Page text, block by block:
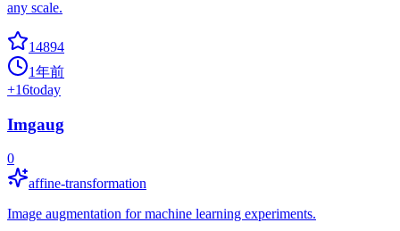
any scale.
14894
1年前
+16today
Imgaug
0
affine-transformation
Image augmentation for machine learning experiments.